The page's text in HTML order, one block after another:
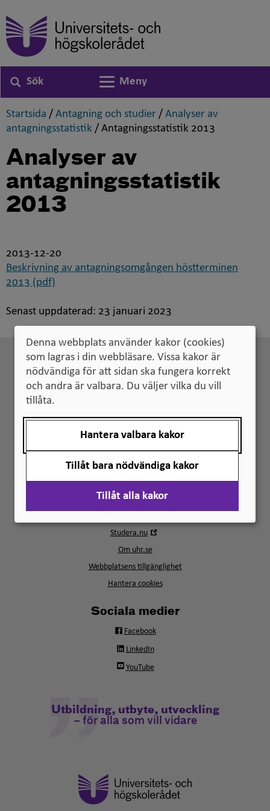
Sök
Växla navigering
Meny
Startsida ,
/ Antagning och studier ,
/ Analyser av
antagningsstatistik ,
/ Antagningsstatistik 2013
Analyser av
antagningsstatistik
2013
2013-12-20
Beskrivning av antagningsomgången höstterminen
2013 (pdf)
Senast uppdaterad: 23 januari 2023
Kontakt
171 04 Solna
Telefon010-470 03 00
Frågor om bedömning mån–fre 9–16
Fler kontaktuppgifter
Våra webbplatser
Öppna
i
Studera.nu
fönster
Om uhr.se
Webbplatsens tillgänglighet
Hantera cookies
Sociala medier
Facebook
LinkedIn
YouTube
Utbildning, utbyte, utveckling
– för alla som vill vidare
Denna webbplats använder kakor (cookies)
som lagras i din webbläsare. Vissa kakor är
nödvändiga för att sidan ska fungera korrekt
och andra är valbara. Du väljer vilka du vill
tillåta.
Hantera valbara kakor
Tillåt bara nödvändiga kakor
Tillåt alla kakor